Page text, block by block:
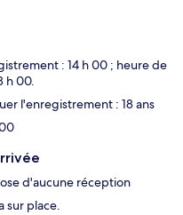
: 14 h 00 ; heure de
h 00.
l'enregistrement : 18 ans
d'aucune réception
sur place.